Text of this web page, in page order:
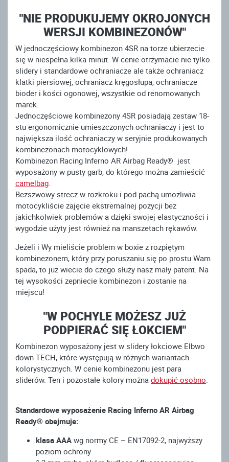
"NIE PRODUKUJEMY OKROJONYCH
WERSJI KOMBINEZONÓW"
W jednoczęściowy kombinezon 4SR na torze ubierzecie
się w niespełna kilka minut. W cenie otrzymacie nie tylko
slidery i standardowe ochraniacze ale także ochraniacz
klatki piersiowej, ochraniacz kręgosłupa, ochraniacze
bioder i kości ogonowej, wszystkie od renomowanych
marek.
Jednoczęściowe kombinezony 4SR posiadają zestaw 18-
stu ergonomicznie umieszczonych ochraniaczy i jest to
największa ilość ochraniaczy w seryjnie produkowanych
kombinezonach motocyklowych!
Kombinezon Racing Inferno AR Airbag Ready® jest
wyposażony w pusty garb, do którego można zamieścić
camelbag.
Bezszwowy strecz w rozkroku i pod pachą umożliwia
motocykliście zajęcie ekstremalnej pozycji bez
jakichkolwiek problemów a dzięki swojej elastyczności i
wygodzie użyty jest również na manszetach rękawów.
Jeżeli i Wy mieliście problem w boxie z rozpiętym
kombinezonem, który przy poruszaniu się po prostu Wam
spada, to już wiecie do czego służy nasz mały patent. Na
tej wysokości zepniecie kombinezon i zostanie na
miejscu!
"W POCHYLE MOŻESZ JUŻ
PODPIERAĆ SIĘ ŁOKCIEM"
Kombinezon wyposażony jest w slidery łokciowe Elbwo
down TECH, które występują w różnych wariantach
kolorystycznych. W cenie kombinezonu jest para
sliderów. Ten i pozostałe kolory można dokupić osobno.
Standardowe wyposażenie Racing Inferno AR Airbag
Ready® obejmuje:
klasa AAA wg normy CE – EN17092-2, najwyższy
poziom ochrony